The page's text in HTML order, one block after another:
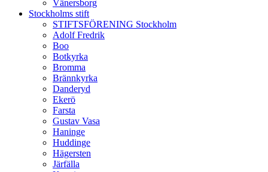
Vänersborg
Stockholms stift
STIFTSFÖRENING Stockholm
Adolf Fredrik
Boo
Botkyrka
Bromma
Brännkyrka
Danderyd
Ekerö
Farsta
Gustav Vasa
Haninge
Huddinge
Hägersten
Järfälla